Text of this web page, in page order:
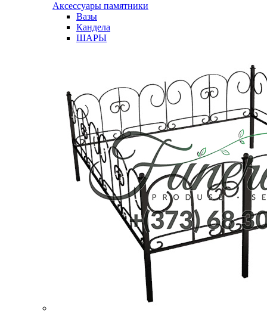
Аксессуары памятники
Вазы
Кандела
ШАРЫ